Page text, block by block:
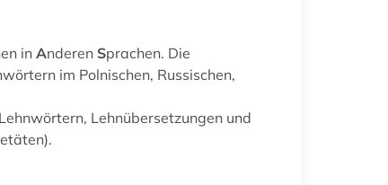
in Anderen Sprachen. Die
im Polnischen, Russischen,
Lehnübersetzungen und